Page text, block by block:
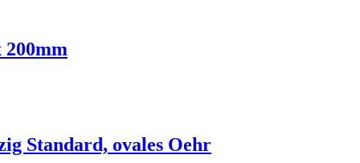
200mm
Standard, ovales Oehr